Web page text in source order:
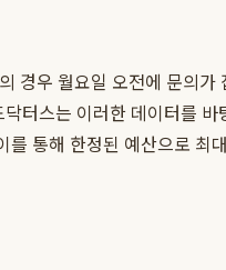
경우 월요일 오전에 문의
터스는 이러한 데이터를
통해 한정된 예산으로 최